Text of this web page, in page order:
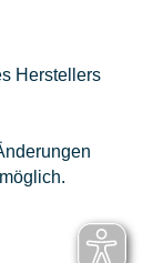
Herstellers